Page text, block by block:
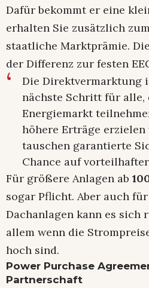
Dafür bekommt er eine
erhalten Sie zusätzlich
staatliche Marktprämie.
der Differenz zur festen
Die Direktvermarktung
nächste Schritt für alle,
Energiemarkt
höhere Erträge erzielen
tauschen garantierte
Chance auf
Für größere Anlagen ab
sogar Pflicht. Aber auch
Dachanlagen kann es sich
allem wenn die
hoch sind.
Power Purchase
Partnerschaft